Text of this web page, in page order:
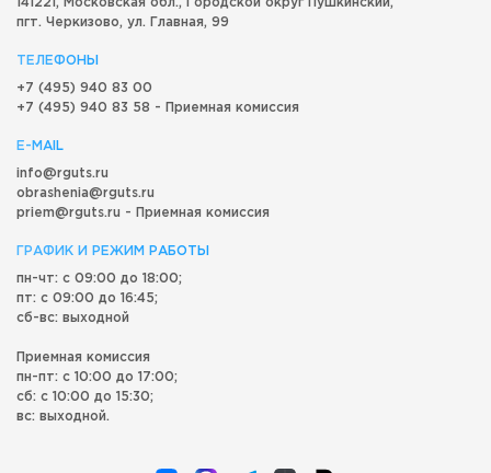
141221, Московская обл., Городской округ Пушкинский,
пгт. Черкизово, ул. Главная, 99
ТЕЛЕФОНЫ
+7 (495) 940 83 00
+7 (495) 940 83 58 - Приемная комиссия
E-MAIL
info@rguts.ru
obrashenia@rguts.ru
priem@rguts.ru - Приемная комиссия
ГРАФИК И РЕЖИМ РАБОТЫ
пн-чт: с 09:00 до 18:00;
пт: с 09:00 до 16:45;
сб-вс: выходной
Приемная комиссия
пн-пт: с 10:00 до 17:00;
сб: с 10:00 до 15:30;
вс: выходной.